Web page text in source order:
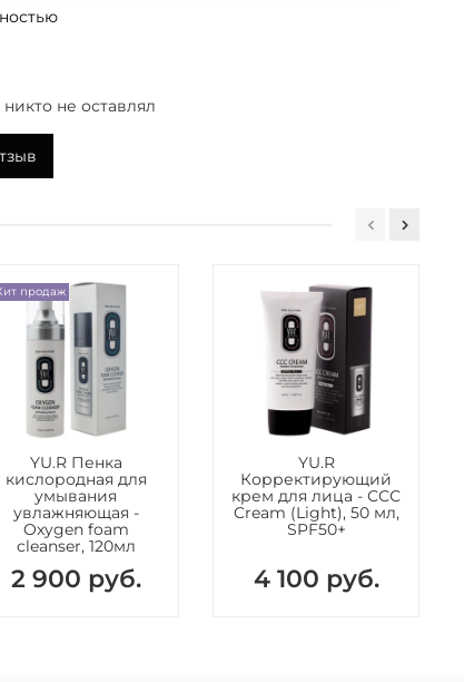
себя самую широкую палитру оттенков во
не оставлял
продаж
YU.R Пенка
кислородная для
умывания
увлажняющая -
Oxygen foam
cleanser, 120мл
2 900 руб.
YU.R
Корректирующий
крем для лица - ССС
Cream (Light), 50 мл,
SPF50+
4 100 руб.